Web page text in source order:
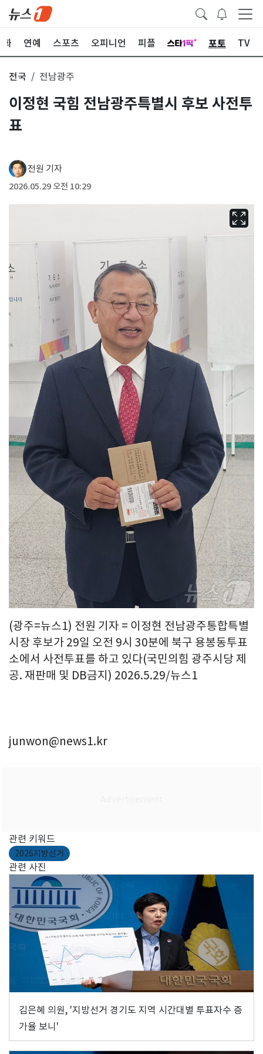
화 연예 스포츠 오피니언 피플 포토 TV
전국 전남광주
이정현 국힘 전남광주특별시 후보 사전투
표
전원 기자
2026.05.29 오전 10:29
(광주=뉴스1) 전원 기자 = 이정현 전남광주통합특별
시장 후보가 29일 오전 9시 30분에 북구 용봉동투표
소에서 사전투표를 하고 있다(국민의힘 광주시당 제
공. 재판매 및 DB금지) 2026.5.29/뉴스1
junwon@news1.kr
관련 키워드
2026지방선거
관련 사진
김은혜 의원, '지방선거 경기도 지역 시간대별 투표자수 증
가율 보니'